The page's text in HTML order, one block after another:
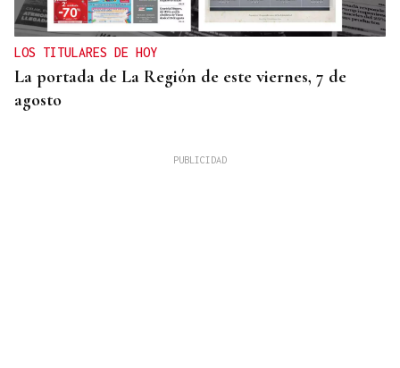
LOS TITULARES DE HOY
La portada de La Región de este viernes, 7 de
agosto